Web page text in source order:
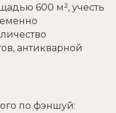
600 м², учесть
антикварной
по фэншуй: